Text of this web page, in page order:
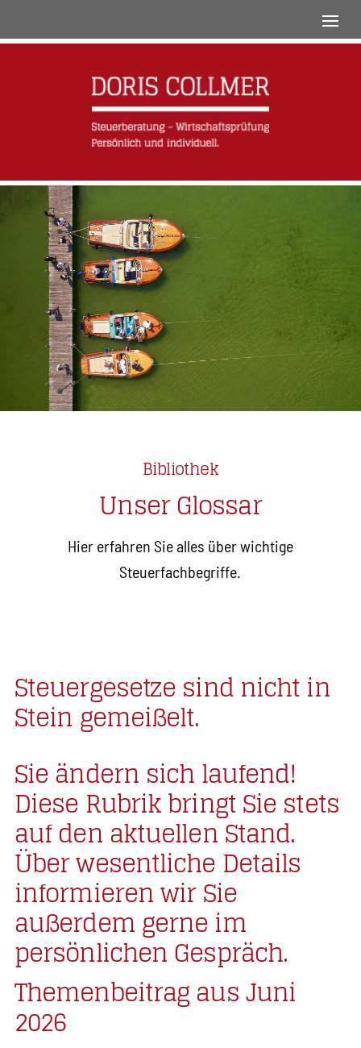
Bibliothek
Unser Glossar
Hier erfahren Sie alles über wichtige
Steuerfachbegriffe.
Steuergesetze sind nicht in
Stein gemeißelt.
Sie ändern sich laufend!
Diese Rubrik bringt Sie stets
auf den aktuellen Stand.
Über wesentliche Details
informieren wir Sie
außerdem gerne im
persönlichen Gespräch.
Themenbeitrag aus Juni
2026